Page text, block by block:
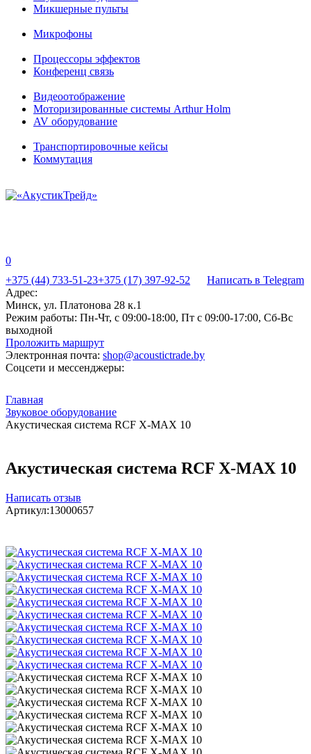
Микшерные пульты
Микрофоны
Процессоры эффектов
Конференц связь
Видеоотображение
Моторизированные системы Arthur Holm
AV оборудование
Транспортировочные кейсы
Коммутация
0
+375 (44) 733-51-23+375 (17) 397-92-52
Написать в Telegram
Адрес:
Минск, ул. Платонова 28 к.1
Режим работы: Пн-Чт, с 09:00-18:00, Пт с 09:00-17:00, Сб-Вс
выходной
Проложить маршрут
Электронная почта: shop@acoustictrade.by
Соцсети и мессенджеры:
Главная
Звуковое оборудование
Акустическая система RCF X-MAX 10
Акустическая система RCF X-MAX 10
Написать отзыв
Артикул:13000657